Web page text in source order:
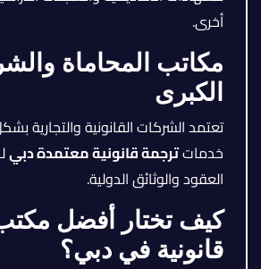
أخرى.
مكاتب المحاماة
الكبرى
تعتمد الشركات القانونية والتجارية
خدماتترجمة قانونية معتمدة دبي
العقود والوثائق الدولية.
كيف تختار أفضل
قانونية في دبي؟